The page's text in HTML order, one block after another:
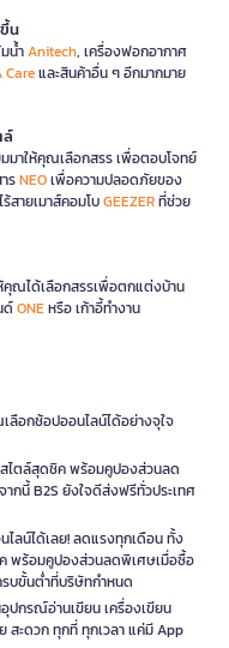
น
น้ำAnitech, เครื่องฟอกอากาศ
Careและสินค้าอื่น ๆ อีกมากมาย
ล์
าให้คุณเลือกสรร เพื่อตอบโจทย์
รNEOเพื่อความปลอดภัยของ
สายเมาส์คอมโบGEEZERที่ช่วย
ณได้เลือกสรรเพื่อตกแต่งบ้าน
ด์ONEหรือ เก้าอี้ทำงาน
ลือกช้อปออนไลน์ได้อย่างจุใจ
สไตล์สุดชิค พร้อมคูปองส่วนลด
กนี้ B2S ยังใจดีส่งฟรีทั่วประเทศ
ไลน์ได้เลย! ลดแรงทุกเดือน ทั้ง
พร้อมคูปองส่วนลดพิเศษเมื่อซื้อ
รบขั้นต่ำที่บริษัทกำหนด
ปกรณ์อ่านเขียน เครื่องเขียน
สะดวก ทุกที่ ทุกเวลา แค่มี App